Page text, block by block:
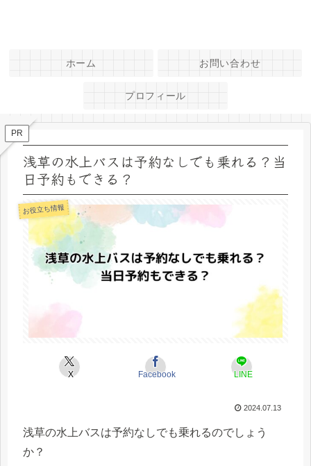
ホーム お問い合わせ
プロフィール
PR
浅草の水上バスは予約なしでも乗れる？当
日予約もできる？
お役立ち情報
X Facebook LINE
2024.07.13
浅草の水上バスは予約なしでも乗れるのでしょう
か？